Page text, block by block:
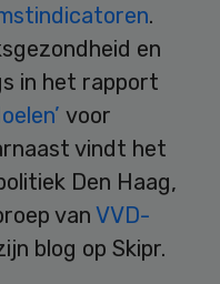
.
en
in het rapport
voor
vindt het
Den Haag,
van VVD-
blog op Skipr.